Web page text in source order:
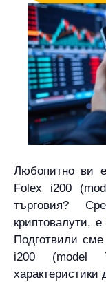
Любопитно ви
Folex i200
търговия?
криптовалути,
Подготвили
i200 (model